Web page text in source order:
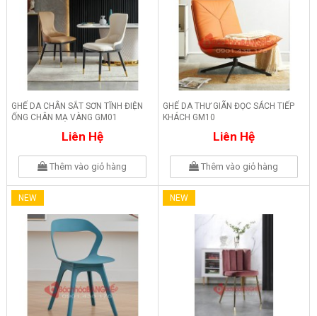
GHẾ DA CHÂN SẮT SƠN TĨNH ĐIỆN
ỐNG CHÂN MẠ VÀNG GM01
Liên Hệ
Thêm vào giỏ hàng
GHẾ DA THƯ GIÃN ĐỌC SÁCH TIẾP
KHÁCH GM10
Liên Hệ
Thêm vào giỏ hàng
NEW NEW